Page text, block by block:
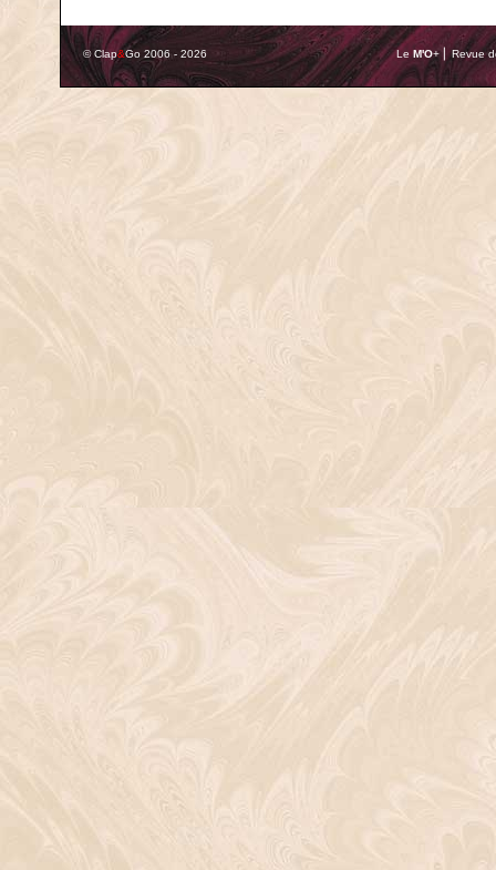
© Clap&Go 2006 - 2026 Le M'O+ ⎢ Revue